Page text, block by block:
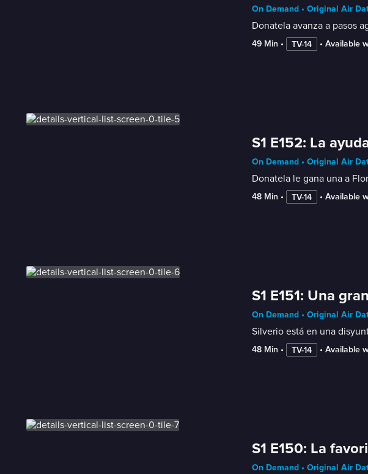
On Demand • Original Air
Donatela avanza a pasos
49 Min • TV-14 • Available
S1 E152: La
On Demand • Original Air
Donatela le gana una a
48 Min • TV-14 • Available
S1 E151: Una
On Demand • Original Air
Silverio está en una
48 Min • TV-14 • Available
S1 E150: La
On Demand • Original Air